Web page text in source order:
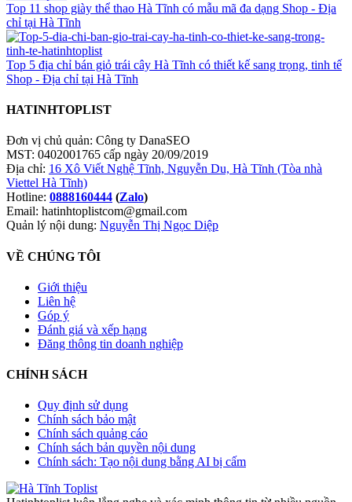
Top 11 shop giày thể thao Hà Tĩnh có mẫu mã đa dạng Shop - Địa
chỉ tại Hà Tĩnh
Top 5 địa chỉ bán giỏ trái cây Hà Tĩnh có thiết kế sang trọng, tinh tế
Shop - Địa chỉ tại Hà Tĩnh
HATINHTOPLIST
Đơn vị chủ quản: Công ty DanaSEO
MST: 0402001765 cấp ngày 20/09/2019
Địa chỉ: 16 Xô Viết Nghệ Tĩnh, Nguyễn Du, Hà Tĩnh (Tòa nhà
Viettel Hà Tĩnh)
Hotline: 0888160444 (Zalo)
Email: hatinhtoplistcom@gmail.com
Quản lý nội dung: Nguyễn Thị Ngọc Diệp
VỀ CHÚNG TÔI
Giới thiệu
Liên hệ
Góp ý
Đánh giá và xếp hạng
Đăng thông tin doanh nghiệp
CHÍNH SÁCH
Quy định sử dụng
Chính sách bảo mật
Chính sách quảng cáo
Chính sách bản quyền nội dung
Chính sách: Tạo nội dung bằng AI bị cấm